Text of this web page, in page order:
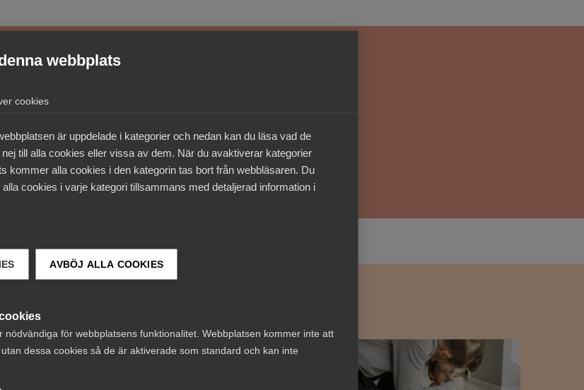
webbplats
cookies
är uppdelade i kategorier och nedan kan du läsa vad de
till alla cookies eller vissa av dem. När du avaktiverar kategorier
kommer alla cookies i den kategorin tas bort från webbläsaren. Du
cookies i varje kategori tillsammans med detaljerad information i
AVBÖJ ALLA COOKIES
nödvändiga för webbplatsens funktionalitet. Webbplatsen kommer inte att
dessa cookies så de är aktiverade som standard och kan inte
Bli medlem
Cookie-inställningar